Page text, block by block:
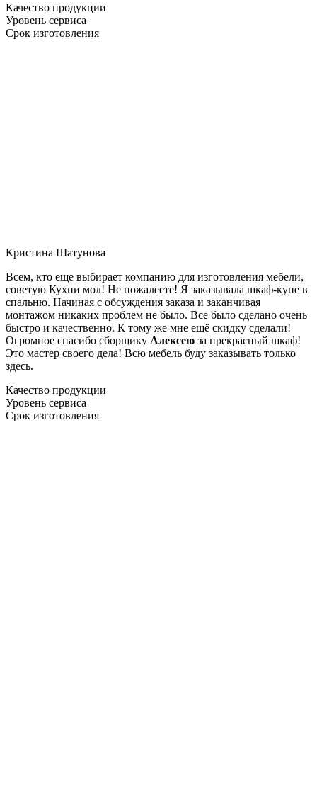
Качество продукции
Уровень сервиса
Срок изготовления
Кристина Шатунова
Всем, кто еще выбирает компанию для изготовления мебели,
советую Кухни мол! Не пожалеете! Я заказывала шкаф-купе в
спальню. Начиная с обсуждения заказа и заканчивая
монтажом никаких проблем не было. Все было сделано очень
быстро и качественно. К тому же мне ещё скидку сделали!
Огромное спасибо сборщику Алексею за прекрасный шкаф!
Это мастер своего дела! Всю мебель буду заказывать только
здесь.
Качество продукции
Уровень сервиса
Срок изготовления